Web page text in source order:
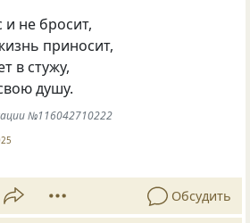
и не бросит,
приносит,
в стужу,
душу.
№116042710222
Обсудить